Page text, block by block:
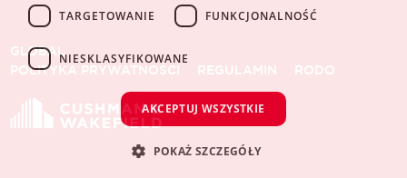
GLOBAL
POLITYKA PRYWATNOŚCI
REGULAMIN RODO
TARGETOWANIE FUNKCJONALNOŚĆ
NIESKLASYFIKOWANE
AKCEPTUJ WSZYSTKIE
POKAŻ SZCZEGÓŁY